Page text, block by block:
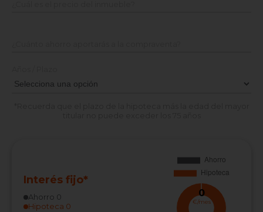
Interés fijo*
Ahorro 0
Hipoteca 0
0
€/mes